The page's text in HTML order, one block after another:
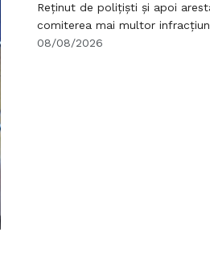
Reținut de polițiști și apoi
comiterea mai multor
08/08/2026